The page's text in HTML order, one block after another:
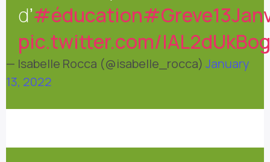
d’#éducation
pic.twitter.com/lAL2dUkBog
— Isabelle Rocca (@isabelle_rocca) January
13, 2022